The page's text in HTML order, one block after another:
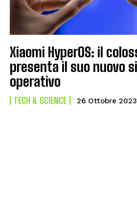
Xiaomi HyperOS: il
presenta il suo nuovo
operativo
TECH & SCIENCE 26 Ottobre 2023